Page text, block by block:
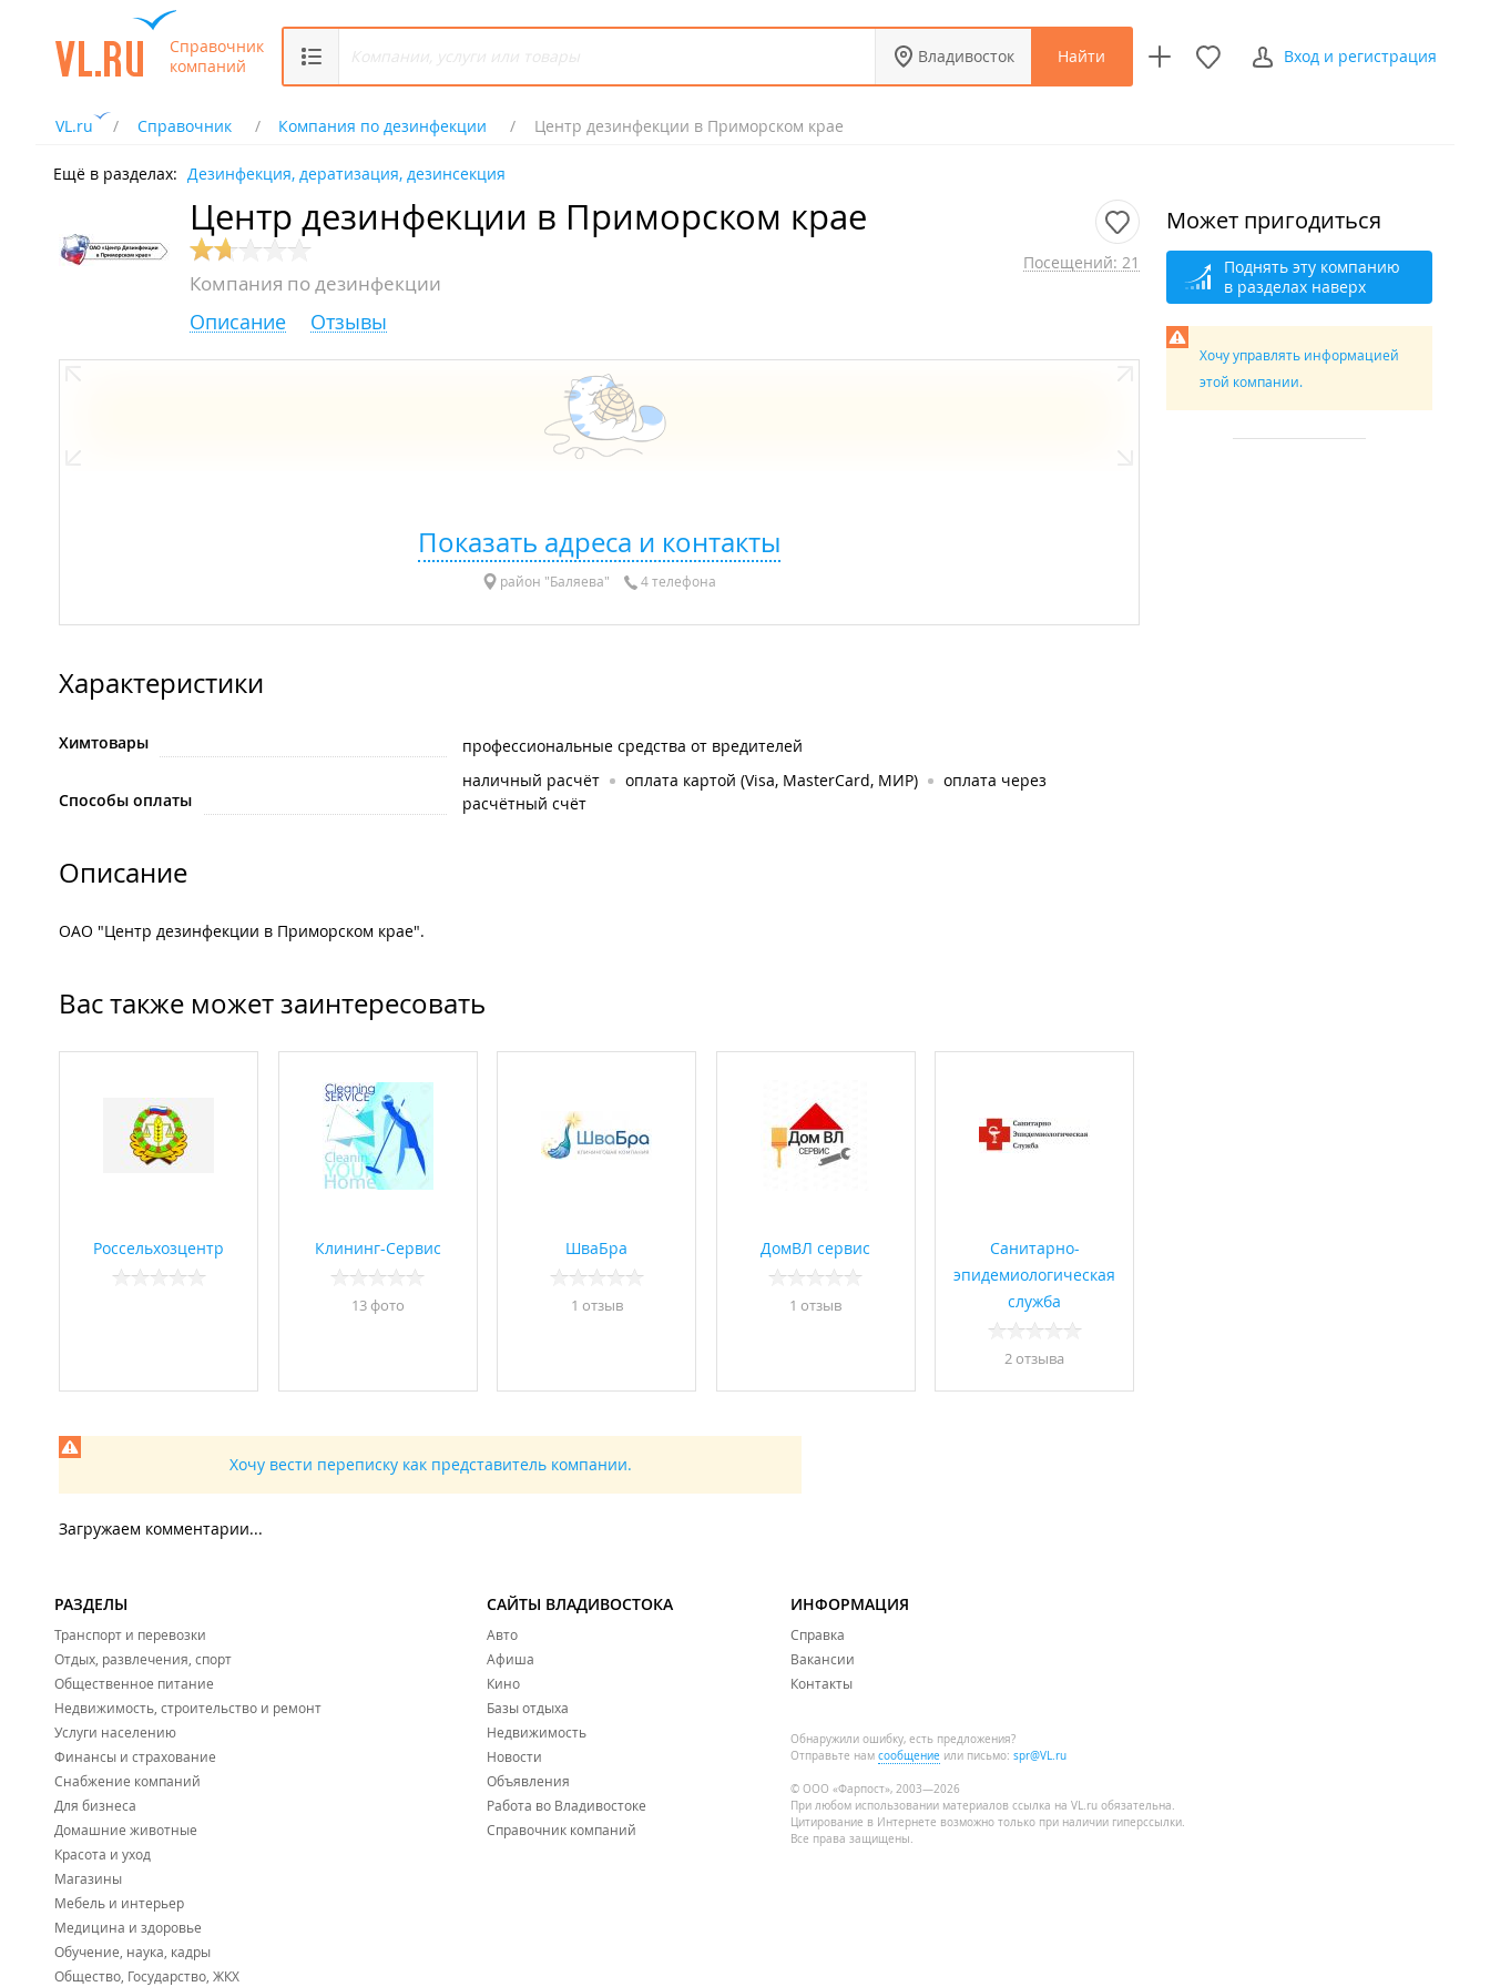
Справочник
компаний
Владивосток Найти Вход и регистрация
VL.ru Справочник Компания по дезинфекции Центр дезинфекции в Приморском крае
Ещё в разделах: Дезинфекция, дератизация, дезинсекция
Центр дезинфекции в Приморском крае
Компания по дезинфекции
Посещений: 21
Описание Отзывы
Показать адреса и контакты
район "Баляева" 4 телефона
Характеристики
Химтовары профессиональные средства от вредителей
Способы оплаты
наличный расчёт оплата картой (Visa, MasterCard, МИР)
оплата через
расчётный счёт
Описание
ОАО "Центр дезинфекции в Приморском крае".
Вас также может заинтересовать
Россельхозцентр Клининг-Сервис
13 фото
ШваБра
1 отзыв
ДомВЛ сервис
1 отзыв
Санитарно-
эпидемиологическая
служба
2 отзывa
Хочу вести переписку как представитель компании.
Загружаем комментарии...
Может пригодиться
Поднять эту компанию
в разделах наверх
Хочу управлять информацией
этой компании.
РАЗДЕЛЫ
Транспорт и перевозки
Отдых, развлечения, спорт
Общественное питание
Недвижимость, строительство и ремонт
Услуги населению
Финансы и страхование
Снабжение компаний
Для бизнеса
Домашние животные
Красота и уход
Магазины
Мебель и интерьер
Медицина и здоровье
Обучение, наука, кадры
Общество, Государство, ЖКХ
САЙТЫ ВЛАДИВОСТОКА
Авто
Афиша
Кино
Базы отдыха
Недвижимость
Новости
Объявления
Работа во Владивостоке
Справочник компаний
ИНФОРМАЦИЯ
Справка
Вакансии
Контакты
Обнаружили ошибку, есть предложения?
Отправьте нам сообщение или письмо: spr@VL.ru
© ООО «Фарпост», 2003—2026
При любом использовании материалов ссылка на VL.ru обязательна.
Цитирование в Интернете возможно только при наличии гиперссылки.
Все права защищены.